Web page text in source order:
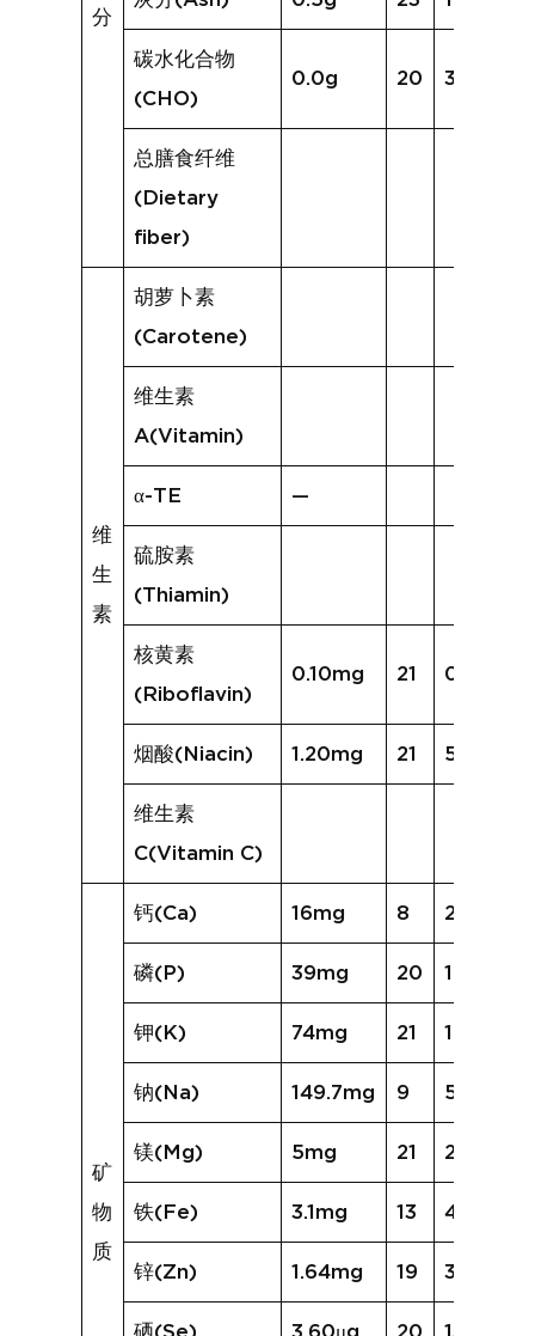
分
碳水化合物
(CHO)
0.0g 20 3.4g
总膳食纤维
(Dietary
fiber)
维
生
素
胡萝卜素
(Carotene)
维生素
A(Vitamin)
α-TE —
硫胺素
(Thiamin)
核黄素
(Riboflavin)
0.10mg 21 0.35mg
烟酸(Niacin) 1.20mg 21 5.07mg
维生素
C(Vitamin C)
矿
物
质
钙(Ca) 16mg 8 21mg
磷(P) 39mg 20 162mg
钾(K) 74mg 21 192mg
钠(Na) 149.7mg 9 572.7mg
镁(Mg) 5mg 21 20mg
铁(Fe) 3.1mg 13 4.8mg
锌(Zn) 1.64mg 19 3.06mg